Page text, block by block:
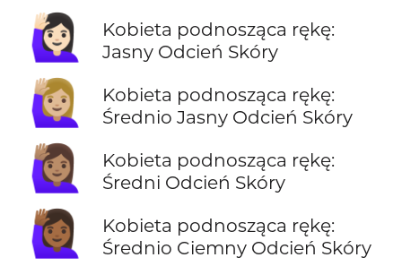
🙋🏻‍♀️
Kobieta podnosząca rękę:
Jasny Odcień Skóry
🙋🏼‍♀️
Kobieta podnosząca rękę:
Średnio Jasny Odcień Skóry
🙋🏽‍♀️
Kobieta podnosząca rękę:
Średni Odcień Skóry
🙋🏾‍♀️
Kobieta podnosząca rękę:
Średnio Ciemny Odcień Skóry